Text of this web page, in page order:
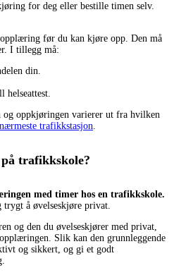
for deg eller bestille timen selv.
før du kan kjøre opp. Den må
I tillegg må:
din.
helseattest.
oppkjøringen varierer ut fra hvilken
trafikkstasjon
trafikkskole?
med timer hos en trafikkskole.
å øvelseskjøre privat.
og den du øvelseskjører med privat,
Slik kan den grunnleggende
og sikkert, og gi et godt